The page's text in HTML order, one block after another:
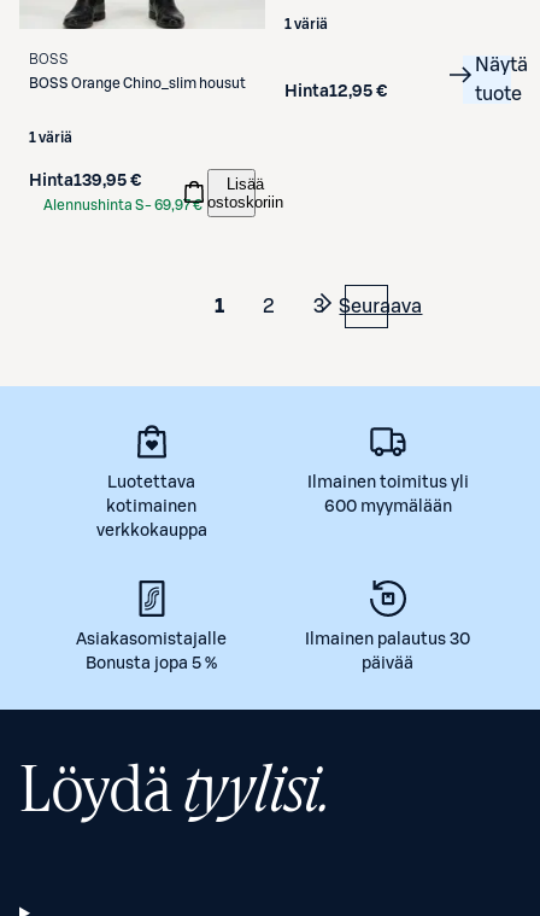
BOSS
BOSS Orange Chino_slim housut
1 väriä
Hinta139,95 €
Alennushinta S-69,97 €
Lisää
ostoskoriin
1 väriä
Hinta12,95 €
Näytä
tuote
1 2 3 Seuraava
Luotettava
kotimainen
verkkokauppa
Ilmainen toimitus yli
600 myymälään
Asiakasomistajalle
Bonusta jopa 5 %
Ilmainen palautus 30
päivää
Löydätyylisi.